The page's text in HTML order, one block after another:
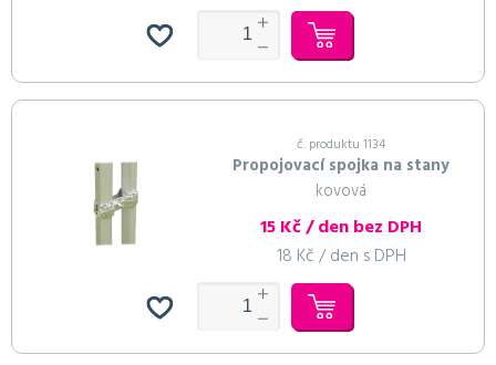
č. produktu 1134
Propojovací spojka na stany
kovová
15 Kč / den bez DPH
18 Kč / den s DPH
Pokračovat v objednávce